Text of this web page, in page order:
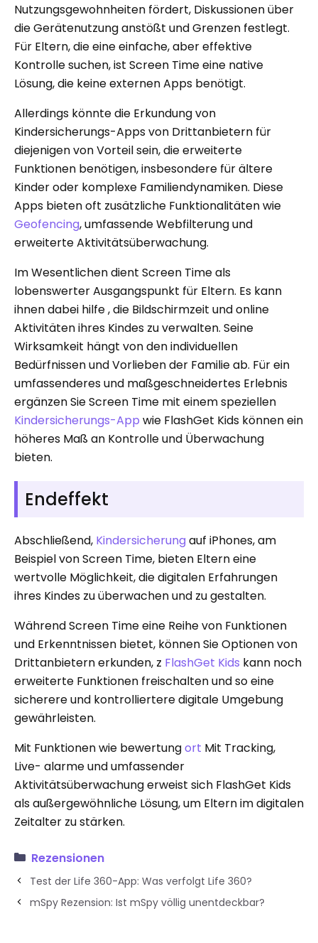
Nutzungsgewohnheiten fördert, Diskussionen über
die Gerätenutzung anstößt und Grenzen festlegt.
Für Eltern, die eine einfache, aber effektive
Kontrolle suchen, ist Screen Time eine native
Lösung, die keine externen Apps benötigt.
Allerdings könnte die Erkundung von
Kindersicherungs-Apps von Drittanbietern für
diejenigen von Vorteil sein, die erweiterte
Funktionen benötigen, insbesondere für ältere
Kinder oder komplexe Familiendynamiken. Diese
Apps bieten oft zusätzliche Funktionalitäten wie
Geofencing, umfassende Webfilterung und
erweiterte Aktivitätsüberwachung.
Im Wesentlichen dient Screen Time als
lobenswerter Ausgangspunkt für Eltern. Es kann
ihnen dabei hilfe , die Bildschirmzeit und online
Aktivitäten ihres Kindes zu verwalten. Seine
Wirksamkeit hängt von den individuellen
Bedürfnissen und Vorlieben der Familie ab. Für ein
umfassenderes und maßgeschneidertes Erlebnis
ergänzen Sie Screen Time mit einem speziellen
Kindersicherungs-App wie FlashGet Kids können ein
höheres Maß an Kontrolle und Überwachung
bieten.
Endeffekt
Abschließend, Kindersicherung auf iPhones, am
Beispiel von Screen Time, bieten Eltern eine
wertvolle Möglichkeit, die digitalen Erfahrungen
ihres Kindes zu überwachen und zu gestalten.
Während Screen Time eine Reihe von Funktionen
und Erkenntnissen bietet, können Sie Optionen von
Drittanbietern erkunden, z FlashGet Kids kann noch
erweiterte Funktionen freischalten und so eine
sicherere und kontrolliertere digitale Umgebung
gewährleisten.
Mit Funktionen wie bewertungort Mit Tracking,
Live- alarme und umfassender
Aktivitätsüberwachung erweist sich FlashGet Kids
als außergewöhnliche Lösung, um Eltern im digitalen
Zeitalter zu stärken.
Rezensionen
Test der Life 360-App: Was verfolgt Life 360?
mSpy Rezension: Ist mSpy völlig unentdeckbar?